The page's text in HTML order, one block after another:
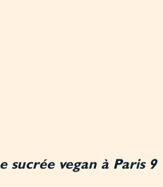
sucrée vegan à Paris 9